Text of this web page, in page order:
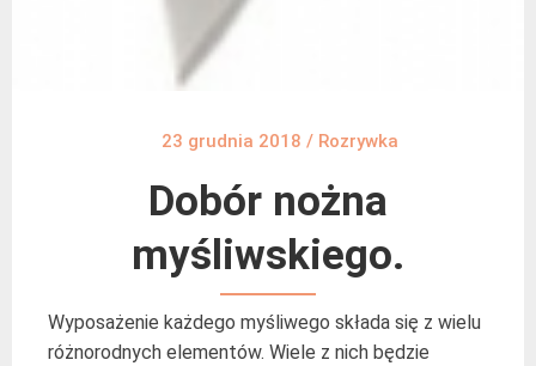
23 grudnia 2018 / Rozrywka
Dobór nożna
myśliwskiego.
Wyposażenie każdego myśliwego składa się z wielu
różnorodnych elementów. Wiele z nich będzie